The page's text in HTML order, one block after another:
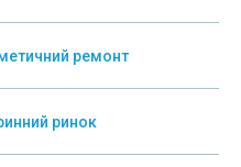
ремонт
ринок